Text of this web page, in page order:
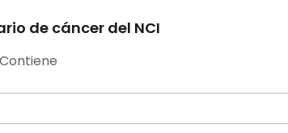
de cáncer del NCI
Contiene